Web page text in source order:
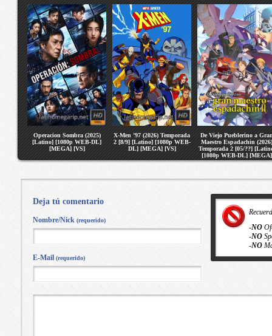
Operacion Sombra (2025)
[Latino] [1080p WEB-DL]
[MEGA] [VS]
X-Men ’97 (2026) Temporada
2 [8/9] [Latino] [1080p WEB-
DL] [MEGA] [VS]
De Viejo Pueblerino a
Maestro Espadachin (2026)
Temporada 2 [05/??]
[1080p WEB-DL] [MEGA]
[VS]
-NO
-NO
-NO
Deja tú comentario
Nombre/Nick (requerido)
E-Mail (requerido)